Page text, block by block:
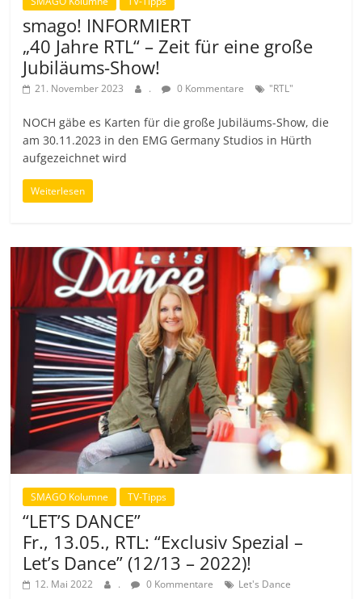
smago! INFORMIERT
„40 Jahre RTL“ – Zeit für eine große
Jubiläums-Show!
21. November 2023 . 0 Kommentare "RTL"
NOCH gäbe es Karten für die große Jubiläums-Show, die
am 30.11.2023 in den EMG Germany Studios in Hürth
aufgezeichnet wird
Weiterlesen
SMAGO Kolumne TV-Tipps
“LET’S DANCE”
Fr., 13.05., RTL: “Exclusiv Spezial –
Let’s Dance” (12/13 – 2022)!
12. Mai 2022 . 0 Kommentare Let's Dance